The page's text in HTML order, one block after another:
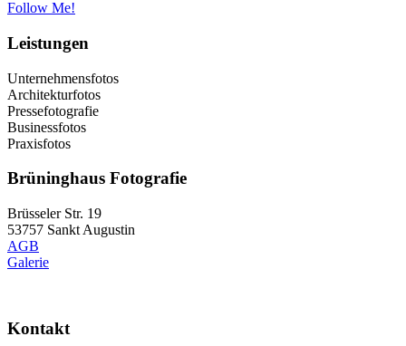
Follow Me!
Leistungen
Unternehmensfotos
Architekturfotos
Pressefotografie
Businessfotos
Praxisfotos
Brüninghaus Fotografie
Brüsseler Str. 19
53757 Sankt Augustin
AGB
Galerie
Kontakt